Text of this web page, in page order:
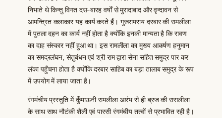
निभाते थे किन्तु विगत दस-बारह वर्षों से मुरादाबाद और वृन्दावन से
आमन्त्रित कलाकार यह कार्य करते हैं। गुरूरामराय दरबार की रामलीला
में पुतला दहन का कार्य नहीं होता है क्योंकि इनकी मान्यता है कि रावण
का दाह संस्कार नहीं हुआ था। इस रामलीला का मुख्य आकर्षण हनुमान
का समद्रलंघन, सेतुबंधन एवं श्री राम द्वारा सेना सहित समुद्र पार कर
लंका पहुँचना होता है क्योंकि दरबार साहिब का बड़ा तालाब समुद्र के रूप
में उपयोग में लाया जाता है।
रंगमंचीय प्रस्तुति में कुँमाऊनी रामलीला आरंभ से ही ब्रज की रासलीला
के साथ साथ नौटंकी शैली एवं पारसी रंगमंचीय तत्वों से प्रभावित रही है।